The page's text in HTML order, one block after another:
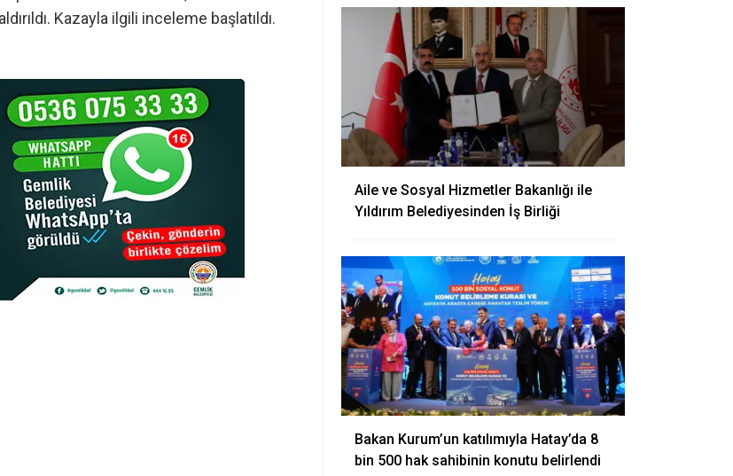
Kazayla ilgili inceleme başlatıldı.
Aile ve Sosyal Hizmetler Bakanlığı ile
Yıldırım Belediyesinden İş Birliği
Bakan Kurum’un katılımıyla Hatay’da 8
bin 500 hak sahibinin konutu belirlendi